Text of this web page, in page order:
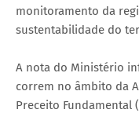
monitoramento da
sustentabilidade do
A nota do Ministério
correm no âmbito da
Preceito Fundamental